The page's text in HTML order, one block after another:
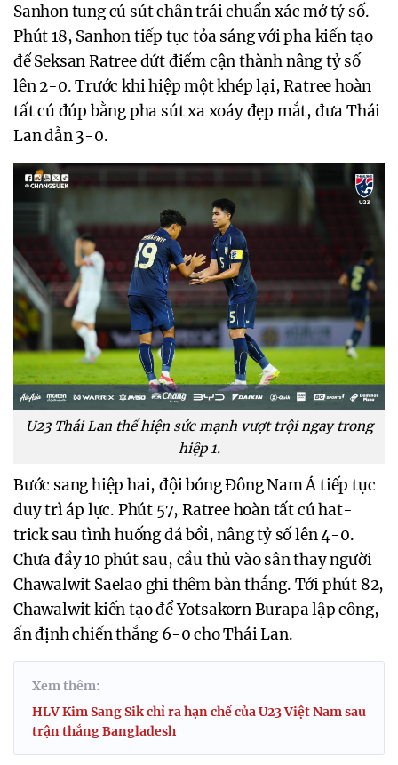
Sanhon tung cú sút chân trái chuẩn xác mở tỷ số.
Phút 18, Sanhon tiếp tục tỏa sáng với pha kiến tạo
để Seksan Ratree dứt điểm cận thành nâng tỷ số
lên 2-0. Trước khi hiệp một khép lại, Ratree hoàn
tất cú đúp bằng pha sút xa xoáy đẹp mắt, đưa Thái
Lan dẫn 3-0.
U23 Thái Lan thể hiện sức mạnh vượt trội ngay trong
hiệp 1.
Bước sang hiệp hai, đội bóng Đông Nam Á tiếp tục
duy trì áp lực. Phút 57, Ratree hoàn tất cú hat-
trick sau tình huống đá bồi, nâng tỷ số lên 4-0.
Chưa đầy 10 phút sau, cầu thủ vào sân thay người
Chawalwit Saelao ghi thêm bàn thắng. Tới phút 82,
Chawalwit kiến tạo để Yotsakorn Burapa lập công,
ấn định chiến thắng 6-0 cho Thái Lan.
Xem thêm:
HLV Kim Sang Sik chỉ ra hạn chế của U23 Việt Nam sau
trận thắng Bangladesh